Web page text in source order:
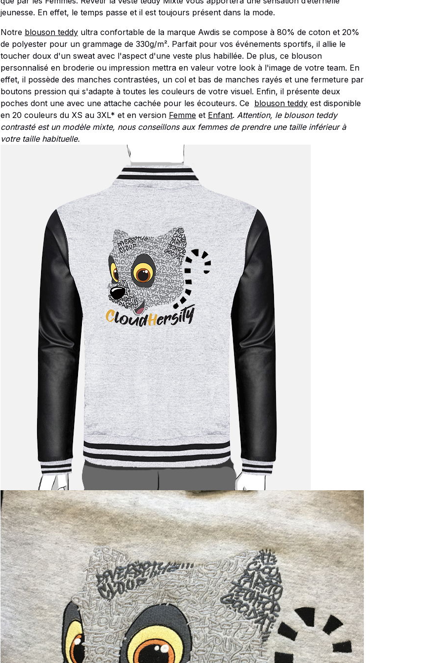
jeunesse. En effet, le temps passe et il est toujours présent dans la mode.
Notre blouson teddyultra confortable de la marque Awdis se compose à 80% de coton et 20%
de polyester pour un grammage de 330g/m². Parfait pour vos événements sportifs, il allie le
toucher doux d'un sweat avec l'aspect d'une veste plus habillée. De plus, ce blouson
personnalisé en broderie ou impression mettra en valeur votre look à l'image de votre team. En
effet, il possède des manches contrastées, un col et bas de manches rayés et une fermeture par
boutons pression qui s'adapte à toutes les couleurs de votre visuel. Enfin, il présente deux
poches dont une avec une attache cachée pour les écouteurs. Ce blouson teddyest disponible
en 20 couleurs du XS au 3XL* et en version Femmeet Enfant. Attention, le blouson teddy
contrasté est un modèle mixte, nous conseillons aux femmes de prendre une taille inférieur à
votre taille habituelle.